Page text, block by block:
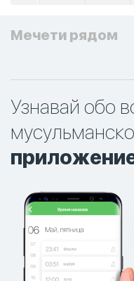
Мечети рядом
Узнавай обо